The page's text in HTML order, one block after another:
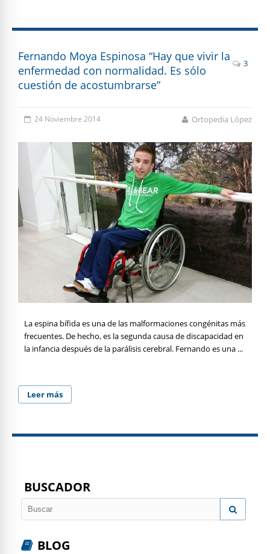
Fernando Moya Espinosa “Hay que vivir la
enfermedad con normalidad. Es sólo
cuestión de acostumbrarse”
24 Noviembre 2014 Ortopedia López
3
La espina bífida es una de las malformaciones congénitas más
frecuentes. De hecho, es la segunda causa de discapacidad en
la infancia después de la parálisis cerebral. Fernando es una ...
Leer más
BUSCADOR
BLOG